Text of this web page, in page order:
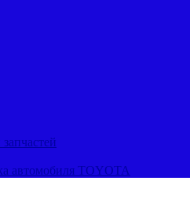
автомобиля TOYOTA